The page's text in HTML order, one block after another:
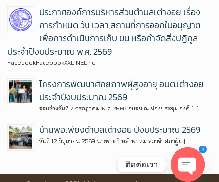
ประกาศองค์การบริหารส่วนตำบลเต่างอย เรื่อง
การกำหนด วัน เวลา,สถานที่การออกใบอนุญาต
เพื่อการดำเนินการเก็บ ขน หรือกำจัดสิ่งปฏิกูล
ประจำปีงบประมาณ พ.ศ. 2569
FacebookFacebookXXLINELine
โครงการพัฒนาศักยภาพผู้สูงอายุ อบต.เต่างอย
ประจำปีงบประมาณ 2569
ระหว่างวันที่ 7 กรกฎาคม พ.ศ.2569 อบรม ณ ห้องประชุม องค์ […]
บ้านพอเพียงตำบลเต่างอย ปีงบประมาณ 2569
วันที่ 12 มิถุนายน 2569 นายชาตรี หล้าพรหม สมาชิกสภาผู้แ […]
ติดต่อเรา
3